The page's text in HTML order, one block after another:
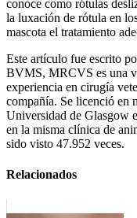
conoce como rótulas
la luxación de rótula en
mascota el tratamiento
Este artículo fue escrito
BVMS, MRCVS es una
experiencia en cirugía
compañía. Se licenció en
Universidad de Glasgow
en la misma clínica de
sido visto 47.952 veces.
Relacionados